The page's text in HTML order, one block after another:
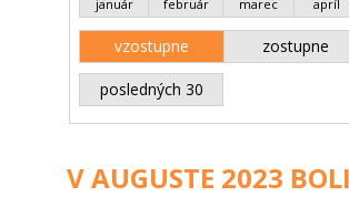
január február marec apríl
vzostupne zostupne
posledných 30
V AUGUSTE 2023